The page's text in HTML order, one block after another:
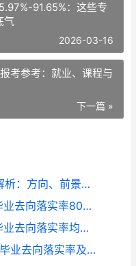
91.65%：这些专
气
2026-03-16
考参考：就业、课程与
下一篇 »
2025年涉外旅游专业就业全解析：方向、前景与选择指南
2022-2024届广东东软学院毕业去向落实率80%-87%，这些专业找工作更顺？
2022-2024届浙江理工大学毕业去向落实率均超96%，就业方向与专业选择指南
泉州信息工程学院近三年本科毕业去向落实率及专业就业前景解析（2022-2024）